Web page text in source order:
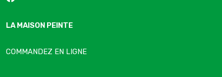
LA MAISON PEINTE
COMMANDEZ EN LIGNE